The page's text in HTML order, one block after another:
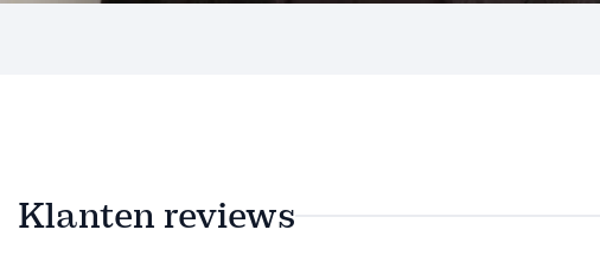
Klanten reviews